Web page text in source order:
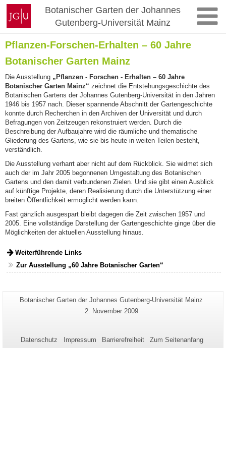
Zum
Inhalt
springen
Johannes
Gutenberg-
Universität
Mainz
Botanischer Garten der Johannes
Gutenberg-Universität Mainz
Pflanzen-Forschen-Erhalten – 60 Jahre
Botanischer Garten Mainz
Die Ausstellung „Pflanzen - Forschen - Erhalten – 60 Jahre
Botanischer Garten Mainz“ zeichnet die Entstehungsgeschichte des
Botanischen Gartens der Johannes Gutenberg-Universität in den Jahren
1946 bis 1957 nach. Dieser spannende Abschnitt der Gartengeschichte
konnte durch Recherchen in den Archiven der Universität und durch
Befragungen von Zeitzeugen rekonstruiert werden. Durch die
Beschreibung der Aufbaujahre wird die räumliche und thematische
Gliederung des Gartens, wie sie bis heute in weiten Teilen besteht,
verständlich.
Die Ausstellung verharrt aber nicht auf dem Rückblick. Sie widmet sich
auch der im Jahr 2005 begonnenen Umgestaltung des Botanischen
Gartens und den damit verbundenen Zielen. Und sie gibt einen Ausblick
auf künftige Projekte, deren Realisierung durch die Unterstützung einer
breiten Öffentlichkeit ermöglicht werden kann.
Fast gänzlich ausgespart bleibt dagegen die Zeit zwischen 1957 und
2005. Eine vollständige Darstellung der Gartengeschichte ginge über die
Möglichkeiten der aktuellen Ausstellung hinaus.
Weiterführende Links
Zur Ausstellung „60 Jahre Botanischer Garten“
Zusätzliche
Informationen
Seite
Seiten-
Botanischer Garten der Johannes Gutenberg-Universität Mainz
Letzte
2. November 2009
Datenschutz Impressum Barrierefreiheit Zum Seitenanfang